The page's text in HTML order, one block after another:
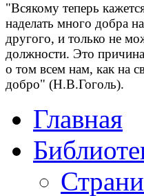
"Всякому теперь
наделать много добра
другого, и только не
должности. Это
о том всем нам, как на
добро" (Н.В.Гоголь).
Главная